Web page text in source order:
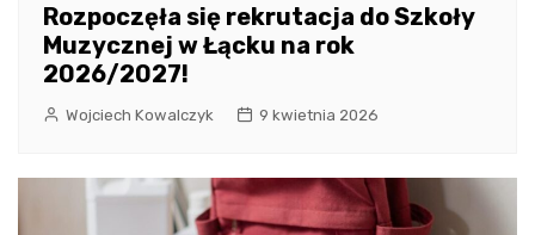
Rozpoczęła się rekrutacja do Szkoły
Muzycznej w Łącku na rok
2026/2027!
Wojciech Kowalczyk 9 kwietnia 2026